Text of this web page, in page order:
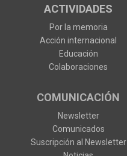
ACTIVIDADES
Por la memoria
Acción internacional
Educación
Colaboraciones
COMUNICACIÓN
Newsletter
Comunicados
Suscripción al Newsletter